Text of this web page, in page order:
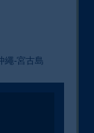
繩-宮古島